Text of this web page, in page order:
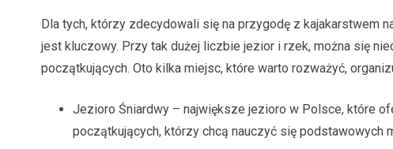
Dla tych, którzy zdecydowali się na przygodę z kajakarstwem
jest kluczowy. Przy tak dużej liczbie jezior i rzek, można się
początkujących. Oto kilka miejsc, które warto rozważyć,
Jezioro Śniardwy – największe jezioro w Polsce, które
początkujących, którzy chcą nauczyć się podstawowych